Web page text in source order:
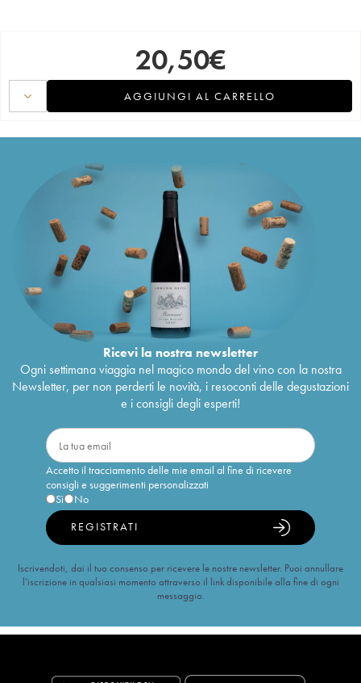
20,50€
AGGIUNGI AL CARRELLO
Ricevi la nostra newsletter
Ogni settimana viaggia nel magico mondo del vino con la nostra
Newsletter, per non perderti le novità, i resoconti delle degustazioni
e i consigli degli esperti!
Accetto il tracciamento delle mie email al fine di ricevere
consigli e suggerimenti personalizzati
Sì
No
REGISTRATI
Iscrivendoti, dai il tuo consenso per ricevere le nostre newsletter. Puoi annullare
l’iscrizione in qualsiasi momento attraverso il link disponibile alla fine di ogni
messaggio.